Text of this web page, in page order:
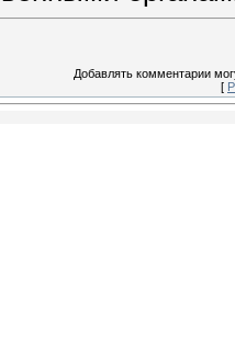
Добавлять комментарии
[